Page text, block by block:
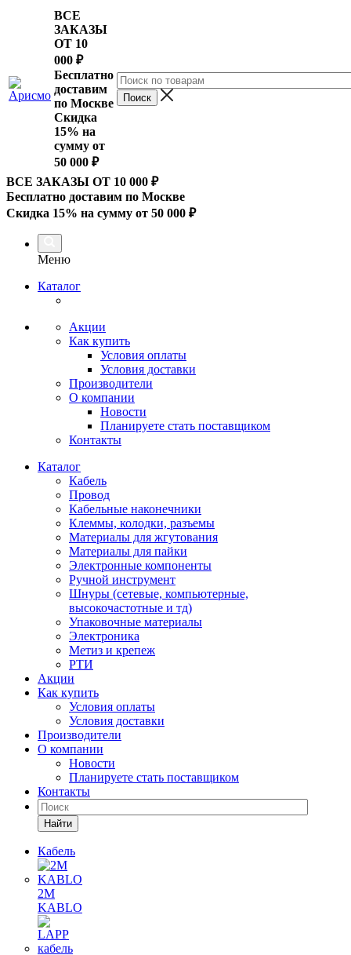
ВСЕ
ЗАКАЗЫ
ОТ 10
000 ₽
Бесплатно
доставим
по Москве
Скидка
15% на
сумму от
50 000 ₽
ВСЕ ЗАКАЗЫ ОТ 10 000 ₽
Бесплатно доставим по Москве
Скидка 15% на сумму от 50 000 ₽
Меню
Каталог
Акции
Как купить
Условия оплаты
Условия доставки
Производители
О компании
Новости
Планируете стать поставщиком
Контакты
Каталог
Кабель
Провод
Кабельные наконечники
Клеммы, колодки, разъемы
Материалы для жгутования
Материалы для пайки
Электронные компоненты
Ручной инструмент
Шнуры (сетевые, компьютерные,
высокочастотные и тд)
Упаковочные материалы
Электроника
Метиз и крепеж
РТИ
Акции
Как купить
Условия оплаты
Условия доставки
Производители
О компании
Новости
Планируете стать поставщиком
Контакты
Найти
Кабель
2M
KABLO